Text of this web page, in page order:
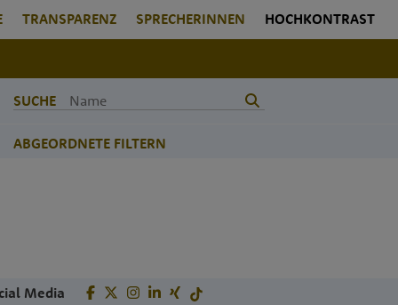
TRANSPARENZ SPRECHERINNEN HOCHKONTRAST
SUCHE
ABGEORDNETE FILTERN
Media